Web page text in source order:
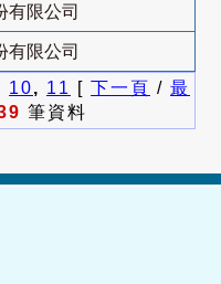
有限公司
有限公司
10, 11 [ 下一頁 / 最
筆資料